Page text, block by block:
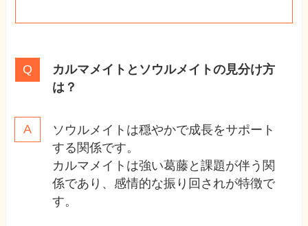
カルマメイトとソウルメイトの見分け方
は？
ソウルメイトは穏やかで成長をサポート
する関係です。
カルマメイトは強い葛藤と課題が伴う関
係であり、感情的な振り回されが特徴で
す。